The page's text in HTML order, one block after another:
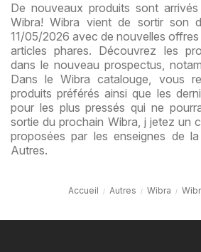
De nouveaux produits sont
Wibra! Wibra vient de sortir son
11/05/2026 avec de nouvelles
articles phares. Découvrez les
dans le nouveau prospectus,
Dans le Wibra catalouge, vous
produits préférés ainsi que les
pour les plus pressés qui ne
sortie du prochain Wibra, j jetez
proposées par les enseignes de
Autres.
Accueil Autres Wibra